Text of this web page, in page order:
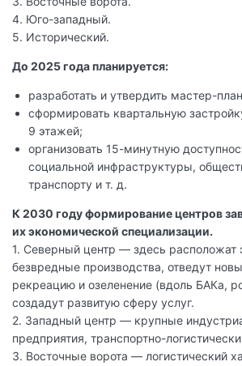
4. Юго-западный.
5. Исторический.
До 2025 года планируется:
разработать и утвердить мастер-
сформировать квартальную
9 этажей;
организовать 15-минутную
социальной инфраструктуры,
транспорту и т. д.
К 2030 году формирование центров
их экономической специализации.
1. Северный центр — здесь расположат
безвредные производства, отведут
рекреацию и озеленение (вдоль БАКа,
создадут развитую сферу услуг.
2. Западный центр — крупные
предприятия, транспортно-
3. Восточные ворота — логистический